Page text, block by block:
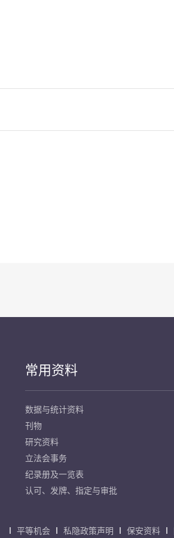
常用资料
数据与统计资料
刊物
研究资料
立法会事务
纪录册及一览表
认可、发牌、指定与审批
平等机会 私隐政策声明 保安资料